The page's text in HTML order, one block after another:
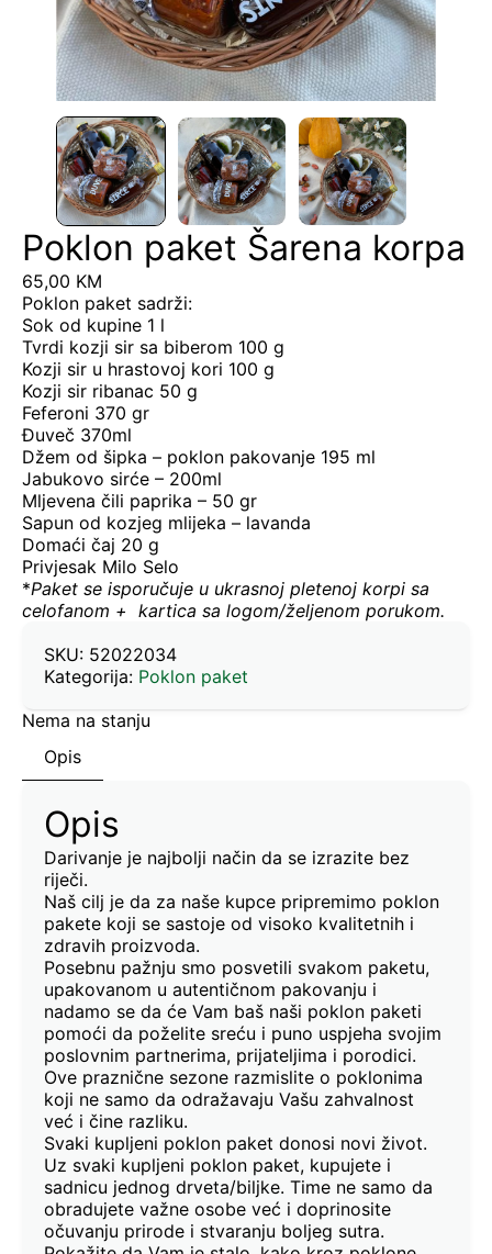
Poklon paket Šarena korpa
65,00 KM
Poklon paket sadrži:
Sok od kupine 1 l
Tvrdi kozji sir sa biberom 100 g
Kozji sir u hrastovoj kori 100 g
Kozji sir ribanac 50 g
Feferoni 370 gr
Đuveč 370ml
Džem od šipka – poklon pakovanje 195 ml
Jabukovo sirće – 200ml
Mljevena čili paprika – 50 gr
Sapun od kozjeg mlijeka – lavanda
Domaći čaj 20 g
Privjesak Milo Selo
*Paket se isporučuje u ukrasnoj pletenoj korpi sa
celofanom + kartica sa logom/željenom porukom.
SKU: 52022034
Kategorija: Poklon paket
Nema na stanju
Opis
Opis
Darivanje je najbolji način da se izrazite bez
riječi.
Naš cilj je da za naše kupce pripremimo poklon
pakete koji se sastoje od visoko kvalitetnih i
zdravih proizvoda.
Posebnu pažnju smo posvetili svakom paketu,
upakovanom u autentičnom pakovanju i
nadamo se da će Vam baš naši poklon paketi
pomoći da poželite sreću i puno uspjeha svojim
poslovnim partnerima, prijateljima i porodici.
Ove praznične sezone razmislite o poklonima
koji ne samo da odražavaju Vašu zahvalnost
već i čine razliku.
Svaki kupljeni poklon paket donosi novi život.
Uz svaki kupljeni poklon paket, kupujete i
sadnicu jednog drveta/biljke. Time ne samo da
obradujete važne osobe već i doprinosite
očuvanju prirode i stvaranju boljeg sutra.